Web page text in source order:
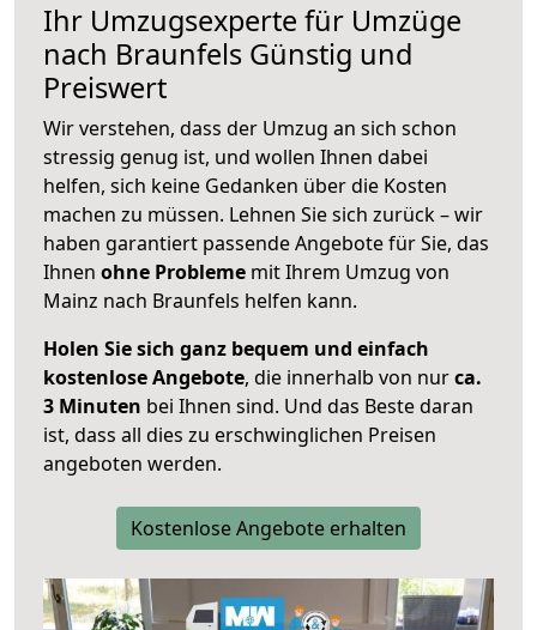
Ihr Umzugsexperte für Umzüge
nach Braunfels Günstig und
Preiswert
Wir verstehen, dass der Umzug an sich schon
stressig genug ist, und wollen Ihnen dabei
helfen, sich keine Gedanken über die Kosten
machen zu müssen. Lehnen Sie sich zurück – wir
haben garantiert passende Angebote für Sie, das
Ihnen ohne Probleme mit Ihrem Umzug von
Mainz nach Braunfels helfen kann.
Holen Sie sich ganz bequem und einfach
kostenlose Angebote, die innerhalb von nurca.
3 Minuten bei Ihnen sind. Und das Beste daran
ist, dass all dies zu erschwinglichen Preisen
angeboten werden.
Kostenlose Angebote erhalten